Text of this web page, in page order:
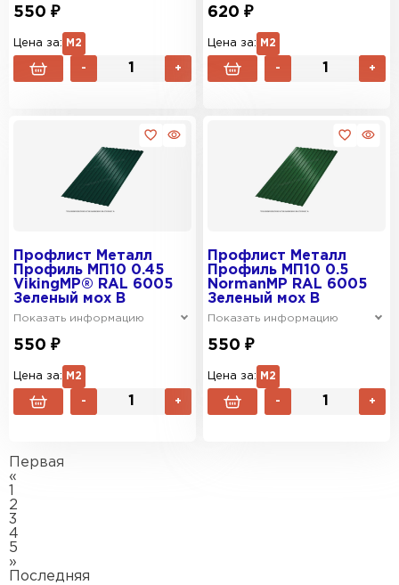
550 ₽
Цена за: М2
- +
620 ₽
Цена за: М2
- +
Профлист Металл
Профиль МП10 0.45
VikingMP® RAL 6005
Зеленый мох B
Показать информацию
550 ₽
Цена за: М2
- +
Профлист Металл
Профиль МП10 0.5
NormanMP RAL 6005
Зеленый мох B
Показать информацию
550 ₽
Цена за: М2
- +
Первая
«
2
3
4
5
»
Последняя